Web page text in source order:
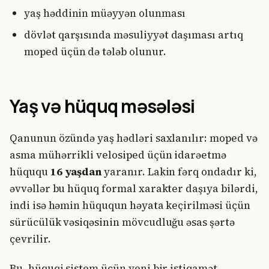
yaş həddinin müəyyən olunması
dövlət qarşısında məsuliyyət daşıması artıq
moped üçün də tələb olunur.
Yaş və hüquq məsələsi
Qanunun özündə yaş hədləri saxlanılır: moped və
asma mühərrikli velosiped üçün idarəetmə
hüququ 16 yaşdanyaranır. Lakin fərq ondadır ki,
əvvəllər bu hüquq formal xarakter daşıya bilərdi,
indi isə həmin hüququn həyata keçirilməsi üçün
sürücülük vəsiqəsinin mövcudluğu əsas şərtə
çevrilir.